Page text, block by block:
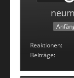
Reaktionen
Beiträge